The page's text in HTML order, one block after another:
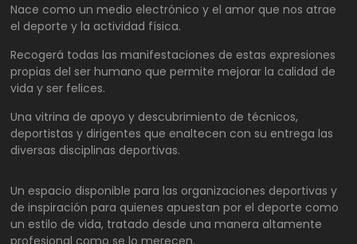
Nace como un medio electrónico y el amor que nos atrae
el deporte y la actividad física.
Recogerá todas las manifestaciones de estas expresiones
propias del ser humano que permite mejorar la calidad de
vida y ser felices.
Una vitrina de apoyo y descubrimiento de técnicos,
deportistas y dirigentes que enaltecen con su entrega las
diversas disciplinas deportivas.
Un espacio disponible para las organizaciones deportivas y
de inspiración para quienes apuestan por el deporte como
un estilo de vida, tratado desde una manera altamente
profesional como se lo merecen.